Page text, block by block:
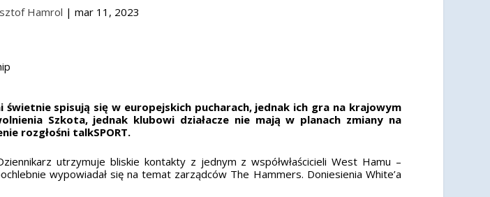
Hamrol | mar 11, 2023
świetnie spisują się w europejskich pucharach, jednak ich gra na krajowym
Szkota, jednak klubowi działacze nie mają w planach zmiany na
rozgłośni talkSPORT.
utrzymuje bliskie kontakty z jednym z współwłaścicieli West Hamu –
wypowiadał się na temat zarządców The Hammers. Doniesienia White’a